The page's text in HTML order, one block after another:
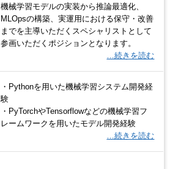
機械学習モデルの実装から推論最適化、
MLOpsの構築、実運用における保守・改善
までを主導いただくスペシャリストとして
参画いただくポジションとなります。
…続きを読む
・Pythonを用いた機械学習システム開発経
験
・PyTorchやTensorflowなどの機械学習フ
レームワークを用いたモデル開発経験
…続きを読む